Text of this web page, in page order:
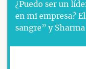
¿Puedo ser un
en mi empresa?
sangre” y